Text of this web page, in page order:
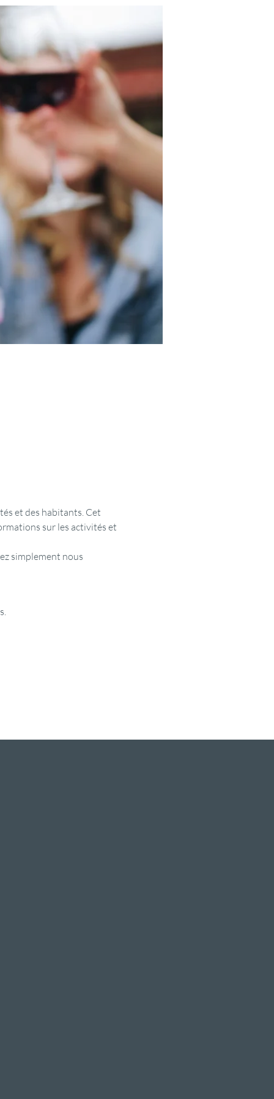
et des habitants. Cet
sur les activités et
simplement nous